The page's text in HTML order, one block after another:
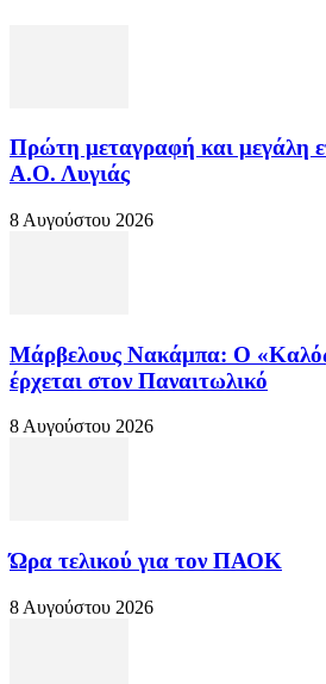
Πρώτη μεταγραφή και μεγάλη
Α.Ο. Λυγιάς
8 Αυγούστου 2026
Μάρβελους Νακάμπα: Ο
έρχεται στον Παναιτωλικό
8 Αυγούστου 2026
Ώρα τελικού για τον ΠΑΟΚ
8 Αυγούστου 2026